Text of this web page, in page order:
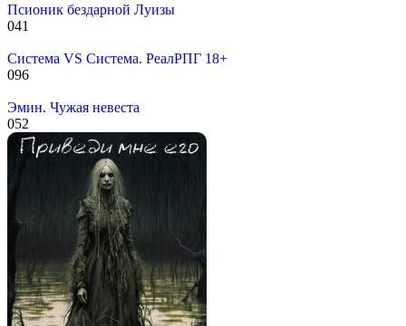
Псионик бездарной Луизы
041
Система VS Система. РеалРПГ 18+
096
Эмин. Чужая невеста
052